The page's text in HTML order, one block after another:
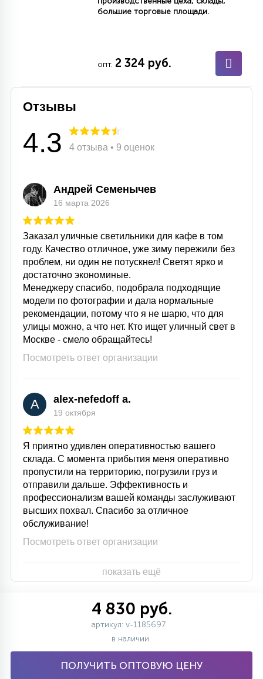
УПРАВЛЕНИЕ СВЕТОМ
КОМПЛЕКТУЮЩИЕ
СТЕКЛЯННЫЕ
ПОДВЕСНЫЕ
НАПОЛЬНЫЕ
НАСТЕННЫЕ
С УПРАВЛЕНИЕМ
АКСЕССУАРЫ
большие торговые площади.
опт. 2 324 руб.
Отзывы
4.3 4 отзыва • 9 оценок
Андрей Семенычев
16 марта 2026
Заказал уличные светильники для кафе в том
году. Качество отличное, уже зиму пережили без
проблем, ни один не потускнел! Светят ярко и
достаточно экономиные.
Менеджеру спасибо, подобрала подходящие
модели по фотографии и дала нормальные
рекомендации, потому что я не шарю, что для
улицы можно, а что нет. Кто ищет уличный свет в
Москве - смело обращайтесь!
Посмотреть ответ организации
A alex-nefedoff a.
19 октября
Я приятно удивлен оперативностью вашего
склада. С момента прибытия меня оперативно
пропустили на территорию, погрузили груз и
отправили дальше. Эффективность и
профессионализм вашей команды заслуживают
высших похвал. Спасибо за отличное
обслуживание!
Посмотреть ответ организации
показать ещё
4 830 руб.
артикул: v-1185697
в наличии
ПОЛУЧИТЬ ОПТОВУЮ ЦЕНУ